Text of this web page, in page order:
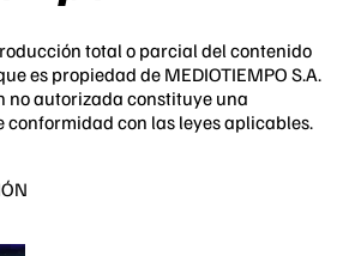
total o parcial del contenido
es propiedad de MEDIOTIEMPO S.A.
no autorizada constituye una
conformidad con las leyes aplicables.